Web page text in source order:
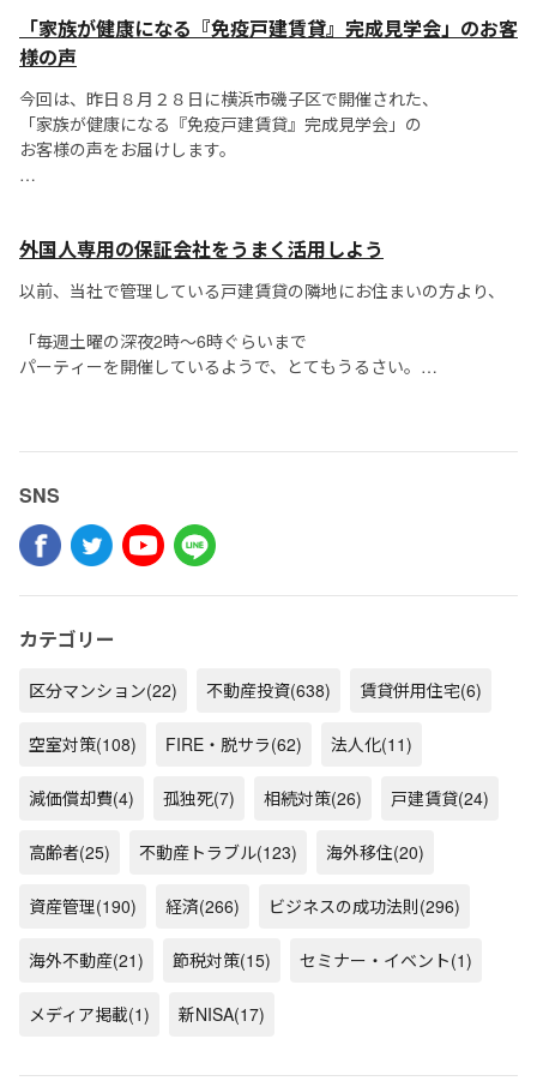
「せっかく苦労して入居を決めた部屋が、わずか1年で退去...
せんね。
...
「家族が健康になる『免疫戸建賃貸』完成見学会」のお客
様の声
今回は、昨日８月２８日に横浜市磯子区で開催された、
「家族が健康になる『免疫戸建賃貸』完成見学会」の
お客様の声をお届けします。
静岡県、福岡県など、遠方から熱心な方に...
外国人専用の保証会社をうまく活用しよう
以前、当社で管理している戸建賃貸の隣地にお住まいの方より、
「毎週土曜の深夜2時〜6時ぐらいまで
パーティーを開催しているようで、とてもうるさい。
SNS
カテゴリー
区分マンション(22) 不動産投資(638) 賃貸併用住宅(6)
空室対策(108) FIRE・脱サラ(62) 法人化(11)
減価償却費(4) 孤独死(7) 相続対策(26) 戸建賃貸(24)
高齢者(25) 不動産トラブル(123) 海外移住(20)
資産管理(190) 経済(266) ビジネスの成功法則(296)
海外不動産(21) 節税対策(15) セミナー・イベント(1)
メディア掲載(1) 新NISA(17)